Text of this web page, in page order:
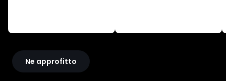
20%
Ne approfitto